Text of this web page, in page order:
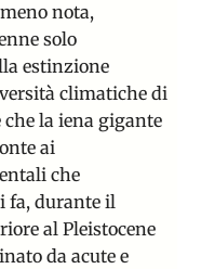
nota,
solo
estinzione
climatiche di
la iena gigante
ai
che
fa, durante il
al Pleistocene
da acute e